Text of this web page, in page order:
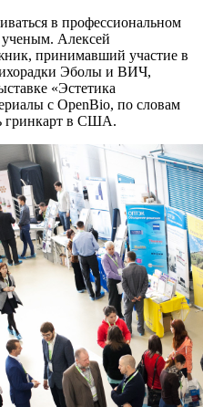
в профессиональном
ученым. Алексей
принимавший участие в
Эболы и ВИЧ,
«Эстетика
с OpenBio, по словам
гринкарт в США.